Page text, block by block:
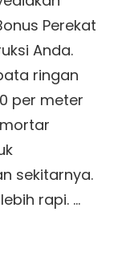
Perekat
Anda.
ringan
per meter
sekitarnya.
rapi. …